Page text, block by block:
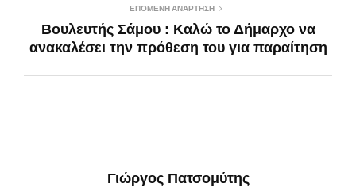
ΕΠΌΜΕΝΗ ΑΝΆΡΤΗΣΗ
Βουλευτής Σάμου : Καλώ το Δήμαρχο να
ανακαλέσει την πρόθεση του για παραίτηση
Γιώργος Πατσομύτης